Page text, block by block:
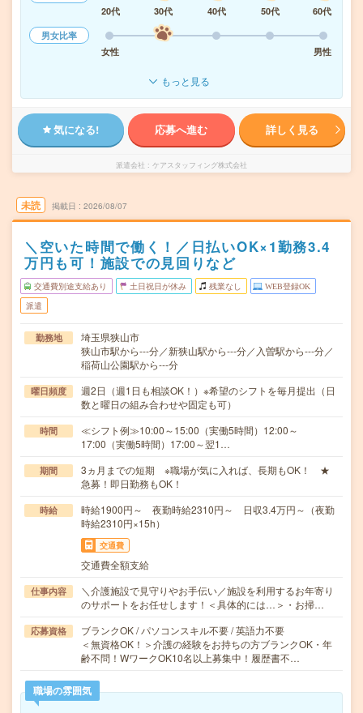
20代
30代 40代 50代
60代
男女比率
女性
男性
もっと見る
気になる! 応募へ進む 詳しく見る
派遣会社 ケアスタッフィング株式会社
未読 掲載日 2026/08/07
＼空いた時間で働く！／日払いOK×1勤務3.4
万円も可！施設での見回りなど
交通費別途支給あり 土日祝日が休み 残業なし WEB登録OK
派遣
勤務地
埼玉県狭山市
狭山市駅から---分／新狭山駅から---分／入曽駅から---分／
稲荷山公園駅から---分
曜日頻度
週2日（週1日も相談OK！）※希望のシフトを毎月提出（日
数と曜日の組み合わせや固定も可）
時間
≪シフト例≫10:00～15:00（実働5時間）12:00～
17:00（実働5時間）17:00～翌1…
期間
3ヵ月までの短期 ※職場が気に入れば、長期もOK！ ★
急募！即日勤務もOK！
時給
時給1900円～ 夜勤時給2310円～ 日収3.4万円～（夜勤
時給2310円×15h）
交通費
交通費全額支給
仕事内容
＼介護施設で見守りやお手伝い／施設を利用するお年寄り
のサポートをお任せします！＜具体的には…＞・お掃…
応募資格
ブランクOK / パソコンスキル不要 / 英語力不要
＜無資格OK！＞介護の経験をお持ちの方ブランクOK・年
齢不問！WワークOK10名以上募集中！履歴書不…
職場の雰囲気